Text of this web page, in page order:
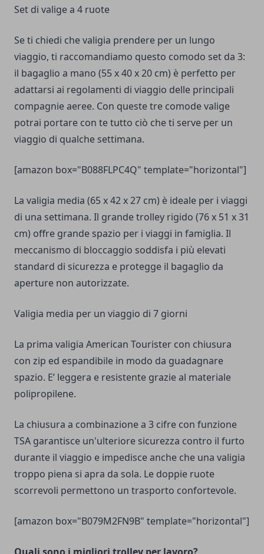
Set di valige a 4 ruote
Se ti chiedi che valigia prendere per un lungo
viaggio, ti raccomandiamo questo comodo set da 3:
il bagaglio a mano (55 x 40 x 20 cm) è perfetto per
adattarsi ai regolamenti di viaggio delle principali
compagnie aeree. Con queste tre comode valige
potrai portare con te tutto ciò che ti serve per un
viaggio di qualche settimana.
[amazon box="B088FLPC4Q" template="horizontal"]
La valigia media (65 x 42 x 27 cm) è ideale per i viaggi
di una settimana. Il grande trolley rigido (76 x 51 x 31
cm) offre grande spazio per i viaggi in famiglia. Il
meccanismo di bloccaggio soddisfa i più elevati
standard di sicurezza e protegge il bagaglio da
aperture non autorizzate.
Valigia media per un viaggio di 7 giorni
La prima valigia American Tourister con chiusura
con zip ed espandibile in modo da guadagnare
spazio. E’ leggera e resistente grazie al materiale
polipropilene.
La chiusura a combinazione a 3 cifre con funzione
TSA garantisce un'ulteriore sicurezza contro il furto
durante il viaggio e impedisce anche che una valigia
troppo piena si apra da sola. Le doppie ruote
scorrevoli permettono un trasporto confortevole.
[amazon box="B079M2FN9B" template="horizontal"]